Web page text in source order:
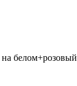
на белом+розовый